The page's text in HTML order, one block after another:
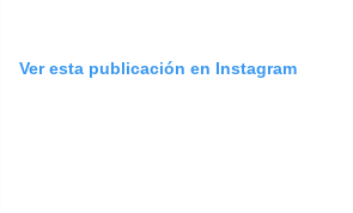
Ver esta publicación en Instagram